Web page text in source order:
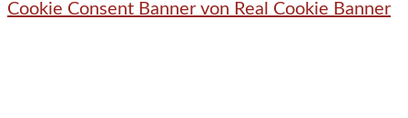
Cookie Consent Banner von Real Cookie Banner